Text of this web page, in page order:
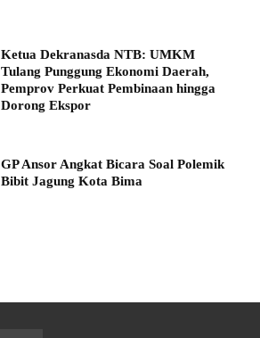
Ketua Dekranasda NTB: UMKM
Tulang Punggung Ekonomi Daerah,
Pemprov Perkuat Pembinaan hingga
Dorong Ekspor
GP Ansor Angkat Bicara Soal Polemik
Bibit Jagung Kota Bima